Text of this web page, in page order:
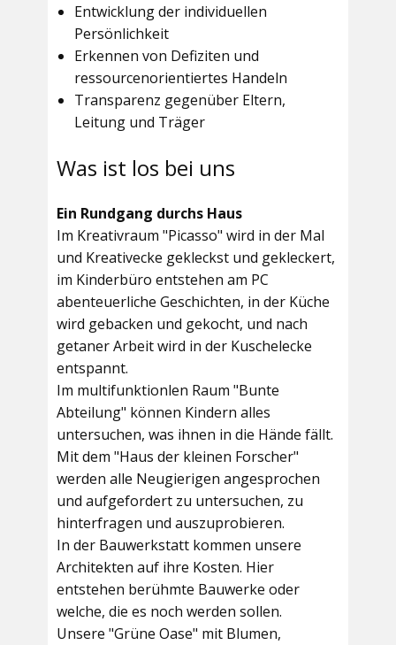
Entwicklung der individuellen
Persönlichkeit
Erkennen von Defiziten und
ressourcenorientiertes Handeln
Transparenz gegenüber Eltern,
Leitung und Träger
Was ist los bei uns
Ein Rundgang durchs Haus
Im Kreativraum "Picasso" wird in der Mal
und Kreativecke gekleckst und gekleckert,
im Kinderbüro entstehen am PC
abenteuerliche Geschichten, in der Küche
wird gebacken und gekocht, und nach
getaner Arbeit wird in der Kuschelecke
entspannt.
Im multifunktionlen Raum "Bunte
Abteilung" können Kindern alles
untersuchen, was ihnen in die Hände fällt.
Mit dem "Haus der kleinen Forscher"
werden alle Neugierigen angesprochen
und aufgefordert zu untersuchen, zu
hinterfragen und auszuprobieren.
In der Bauwerkstatt kommen unsere
Architekten auf ihre Kosten. Hier
entstehen berühmte Bauwerke oder
welche, die es noch werden sollen.
Unsere "Grüne Oase" mit Blumen,